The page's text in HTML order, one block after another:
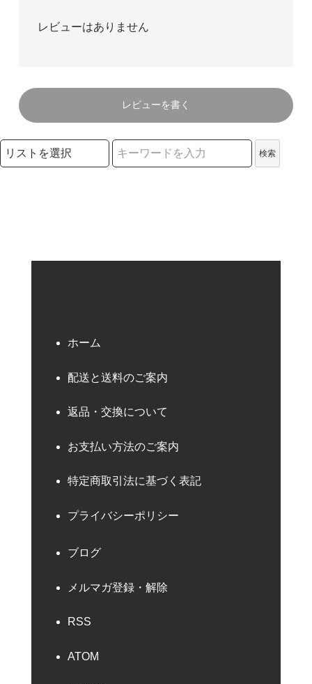
レビューはありません
レビューを書く
検索リストの選択
検索
ホーム
配送と送料のご案内
返品・交換について
お支払い方法のご案内
特定商取引法に基づく表記
プライバシーポリシー
ブログ
メルマガ登録・解除
RSS
ATOM